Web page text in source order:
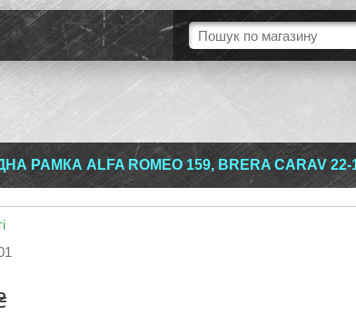
РАМКА ALFA ROMEO 159, BRERA CARAV 22-